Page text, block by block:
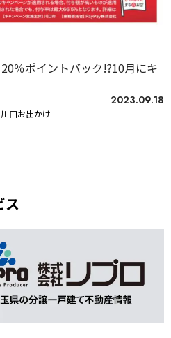
％ポイントバック!?10月にキ
2023.09.18
川口お出かけ
ス